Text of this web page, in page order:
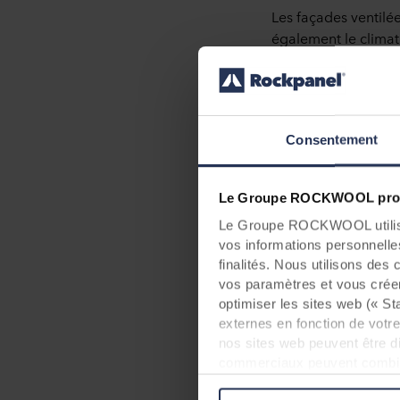
Consentement
Le Groupe ROCKWOOL
Le Groupe ROCKWOOL
vos informations
finalités. Nous utilisons des
vos paramètres et vous
optimiser les sites web («
externes en fonction de
nos sites web peuvent être
Les façades
également le
conçue et bien